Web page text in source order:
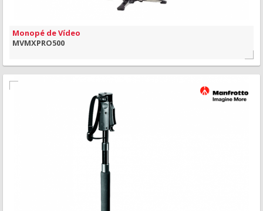
Monopé de Vídeo
MVMXPRO500
MAIS INFORMAÇÃO